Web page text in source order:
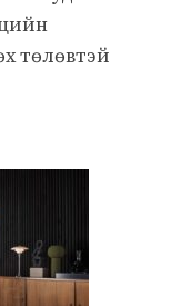
төлөвтэй